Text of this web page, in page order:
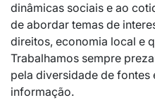
dinâmicas sociais e ao
de abordar temas de
direitos, economia local e
Trabalhamos sempre
pela diversidade de fontes
informação.